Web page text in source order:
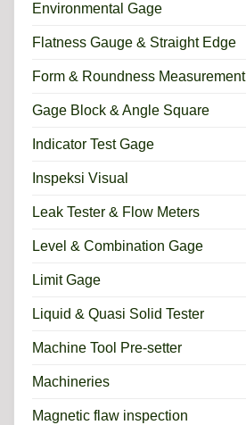
Environmental Gage
Flatness Gauge & Straight Edge
Form & Roundness Measurement
Gage Block & Angle Square
Indicator Test Gage
Inspeksi Visual
Leak Tester & Flow Meters
Level & Combination Gage
Limit Gage
Liquid & Quasi Solid Tester
Machine Tool Pre-setter
Machineries
Magnetic flaw inspection